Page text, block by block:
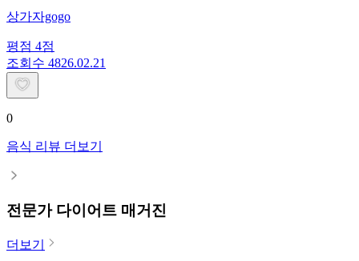
상가자gogo
평점 4점
조회수 4826.02.21
0
음식 리뷰 더보기
전문가 다이어트 매거진
더보기